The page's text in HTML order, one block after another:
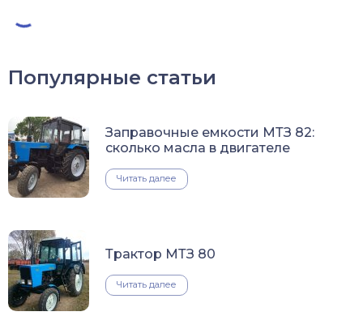
Популярные статьи
Заправочные емкости МТЗ 82:
сколько масла в двигателе
Читать далее
Трактор МТЗ 80
Читать далее